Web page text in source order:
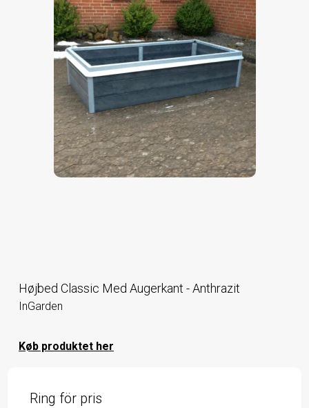
Højbed Classic Med Augerkant - Anthrazit
InGarden
Køb produktet her
Ring för pris